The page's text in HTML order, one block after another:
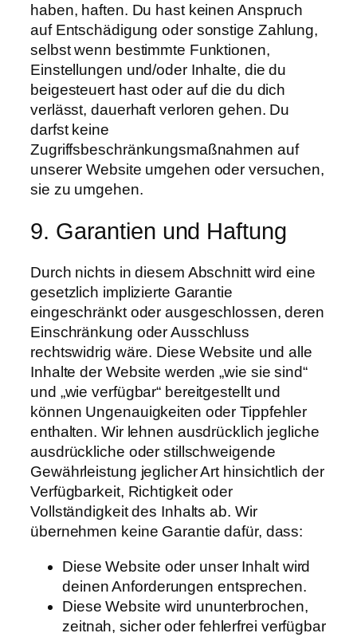
haben, haften. Du hast keinen Anspruch
auf Entschädigung oder sonstige Zahlung,
selbst wenn bestimmte Funktionen,
Einstellungen und/oder Inhalte, die du
beigesteuert hast oder auf die du dich
verlässt, dauerhaft verloren gehen. Du
darfst keine
Zugriffsbeschränkungsmaßnahmen auf
unserer Website umgehen oder versuchen,
sie zu umgehen.
9. Garantien und Haftung
Durch nichts in diesem Abschnitt wird eine
gesetzlich implizierte Garantie
eingeschränkt oder ausgeschlossen, deren
Einschränkung oder Ausschluss
rechtswidrig wäre. Diese Website und alle
Inhalte der Website werden „wie sie sind“
und „wie verfügbar“ bereitgestellt und
können Ungenauigkeiten oder Tippfehler
enthalten. Wir lehnen ausdrücklich jegliche
ausdrückliche oder stillschweigende
Gewährleistung jeglicher Art hinsichtlich der
Verfügbarkeit, Richtigkeit oder
Vollständigkeit des Inhalts ab. Wir
übernehmen keine Garantie dafür, dass:
Diese Website oder unser Inhalt wird
deinen Anforderungen entsprechen.
Diese Website wird ununterbrochen,
zeitnah, sicher oder fehlerfrei verfügbar